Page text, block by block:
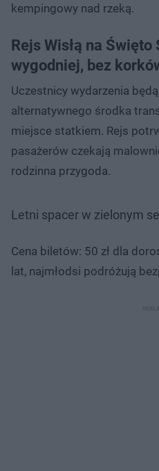
kempingowy nad rzeką.
Rejs Wisłą na
wygodniej, bez
Uczestnicy wydarzenia
alternatywnego środka
miejsce statkiem. Rejs
pasażerów czekają
rodzinna przygoda.
Letni spacer w zielonym
Cena biletów: 50 zł dla
lat, najmłodsi podróżują